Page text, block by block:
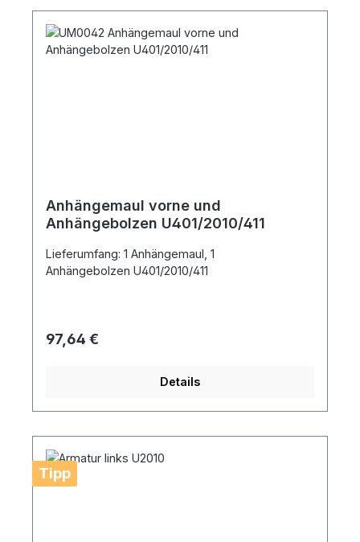
Anhängemaul vorne und
Anhängebolzen U401/2010/411
Lieferumfang: 1 Anhängemaul, 1
Anhängebolzen U401/2010/411
Regulärer Preis:
97,64 €
Details
Tipp